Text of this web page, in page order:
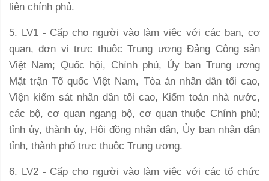
liên chính phủ.
5. LV1 - Cấp cho người vào làm việc với các ban, cơ
quan, đơn vị trực thuộc Trung ương Đảng Cộng sản
Việt Nam; Quốc hội, Chính phủ, Ủy ban Trung ương
Mặt trận Tổ quốc Việt Nam, Tòa án nhân dân tối cao,
Viện kiểm sát nhân dân tối cao, Kiểm toán nhà nước,
các bộ, cơ quan ngang bộ, cơ quan thuộc Chính phủ;
tỉnh ủy, thành ủy, Hội đồng nhân dân, Ủy ban nhân dân
tỉnh, thành phố trực thuộc Trung ương.
6. LV2 - Cấp cho người vào làm việc với các tổ chức